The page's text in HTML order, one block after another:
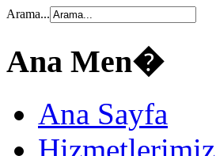
Arama...
Ana Men�
Ana Sayfa